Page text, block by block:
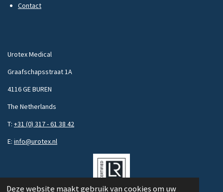
Deze website maakt gebruik van cookies om uw
Contact
Urotex Medical
Graafschapsstraat 1A
4116 GE BUREN
The Netherlands
T: +31 (0) 317 - 61 38 42
E: info@urotex.nl